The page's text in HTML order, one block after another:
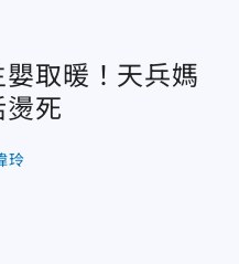
取暖！天兵媽
死
玲